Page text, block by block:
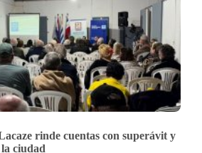
rinde cuentas con superávit y
ciudad